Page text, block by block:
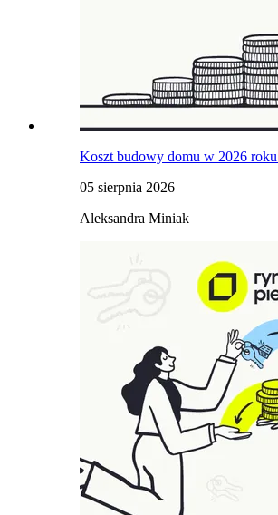
Koszt budowy domu w 2026
05 sierpnia 2026
Aleksandra Miniak